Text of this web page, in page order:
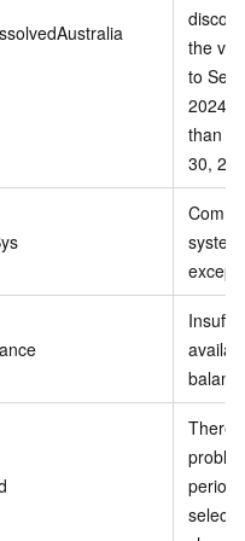
the
to
2024
than
30,
There
period